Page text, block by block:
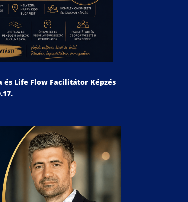
és Life Flow Facilitátor Képzés